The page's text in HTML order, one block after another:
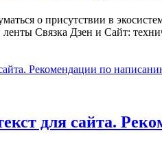
о присутствии в
Связка Дзен и Сайт:
для сайта.